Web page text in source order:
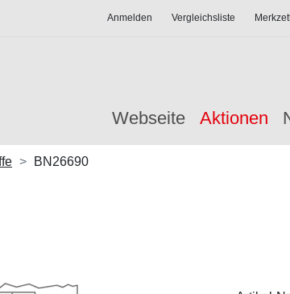
Anmelden Vergleichsliste
Webseite Aktionen
BN26690